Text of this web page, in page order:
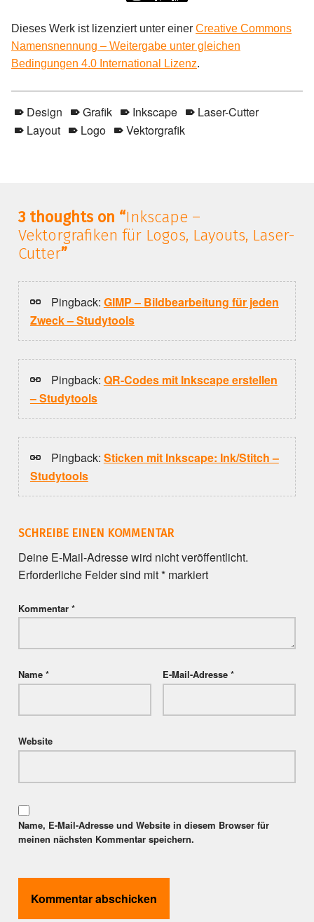
Dieses Werk ist lizenziert unter einer Creative Commons
Namensnennung – Weitergabe unter gleichen
Bedingungen 4.0 International Lizenz.
Design Grafik Inkscape
Laser-Cutter
Layout
Logo
Vektorgrafik
3 thoughts on “Inkscape –
Vektorgrafiken für Logos, Layouts, Laser-
Cutter”
Pingback: GIMP – Bildbearbeitung für jeden
Zweck – Studytools
Pingback: QR-Codes mit Inkscape erstellen
– Studytools
Pingback: Sticken mit Inkscape: Ink/Stitch –
Studytools
SCHREIBE EINEN KOMMENTAR
Deine E-Mail-Adresse wird nicht veröffentlicht.
Erforderliche Felder sind mit*markiert
Kommentar *
Name * E-Mail-Adresse *
Website
Name, E-Mail-Adresse und Website in diesem Browser für
meinen nächsten Kommentar speichern.